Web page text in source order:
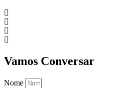
Vamos Conversar
Nome